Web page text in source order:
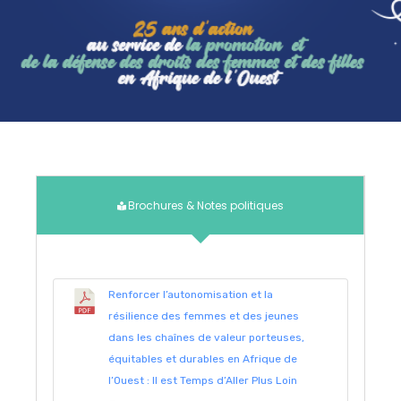
Brochures & Notes politiques
Renforcer l’autonomisation et la
résilience des femmes et des jeunes
dans les chaînes de valeur porteuses,
équitables et durables en Afrique de
l’Ouest : Il est Temps d’Aller Plus Loin